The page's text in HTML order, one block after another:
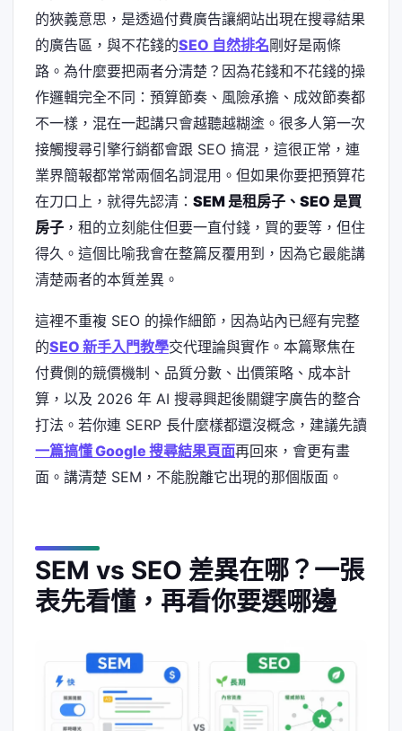
的狹義意思，是透過付費廣告讓網站出現在搜尋結果
的廣告區，與不花錢的SEO 自然排名剛好是兩條
路。為什麼要把兩者分清楚？因為花錢和不花錢的操
作邏輯完全不同：預算節奏、風險承擔、成效節奏都
不一樣，混在一起講只會越聽越糊塗。很多人第一次
接觸搜尋引擎行銷都會跟 SEO 搞混，這很正常，連
業界簡報都常常兩個名詞混用。但如果你要把預算花
在刀口上，就得先認清： SEM 是租房子、SEO 是買
房子 ，租的立刻能住但要一直付錢，買的要等，但住
得久。這個比喻我會在整篇反覆用到，因為它最能講
清楚兩者的本質差異。
這裡不重複 SEO 的操作細節，因為站內已經有完整
的SEO 新手入門教學交代理論與實作。本篇聚焦在
付費側的競價機制、品質分數、出價策略、成本計
算，以及 2026 年 AI 搜尋興起後關鍵字廣告的整合
打法。若你連 SERP 長什麼樣都還沒概念，建議先讀
一篇搞懂 Google 搜尋結果頁面再回來，會更有畫
面。講清楚 SEM，不能脫離它出現的那個版面。
SEM vs SEO 差異在哪？一張
表先看懂，再看你要選哪邊